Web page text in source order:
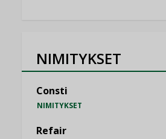
NIMITYKSET
Consti
NIMITYKSET
Refair